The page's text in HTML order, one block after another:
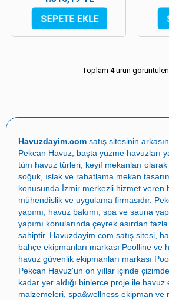
Toplam 4 ürün
Havuzdayim.com satış sitesinin
Pekcan Havuz , başta yüzme havuzları
tüm havuz türleri, keyif mekanları olarak
soğuk, ıslak ve rahatlama mekan
konusunda İzmir merkezli hizmet veren
mühendislik ve uygulama firmasıdır.
yapımı
havuz bakımı spa ve sauna
yapımı konularında çeyrek asırdan
sahiptir. Havuzdayim.com satış sitesi,
bahçe ekipmanları markası Poolline ve
havuz güvenlik ekipmanları markası
Pekcan Havuz'un on yıllar içinde
kadar yer aldığı binlerce proje ile havuz
malzemeleri spa&wellness ekipman ve